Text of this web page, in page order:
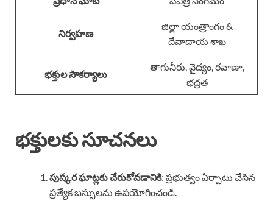
నిర్వహణ
జిల్లా యంత్రాంగం &
దేవాదాయ శాఖ
భక్తుల సౌకర్యాలు
తాగునీరు, వైద్యం, రవాణా,
భద్రత
భక్తులకు సూచనలు
పుష్కర ఘాట్లకు చేరుకోవడానికి: ప్రభుత్వం ఏర్పాటు చేసిన
ప్రత్యేక బస్సులను ఉపయోగించండి.